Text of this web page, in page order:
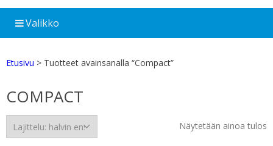
Valikko
Etusivu > Tuotteet avainsanalla “Compact”
COMPACT
Näytetään ainoa tulos